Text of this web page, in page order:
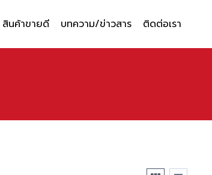
สินค้าขายดี บทความ/ข่าวสาร ติดต่อเรา